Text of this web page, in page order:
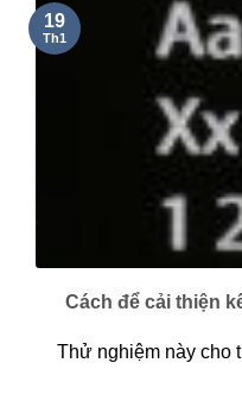
Cách để cải thiện
Thử nghiệm này cho
19
Th1